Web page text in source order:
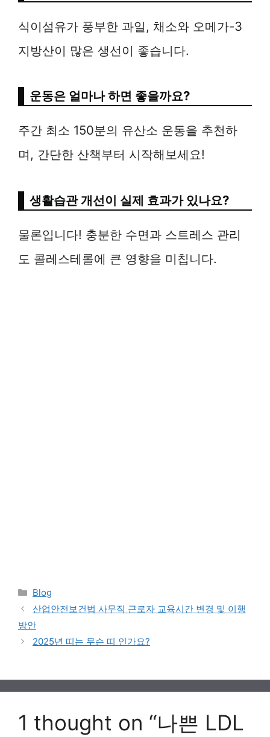
식이섬유가 풍부한 과일, 채소와 오메가-3
지방산이 많은 생선이 좋습니다.
운동은 얼마나 하면 좋을까요?
주간 최소 150분의 유산소 운동을 추천하
며, 간단한 산책부터 시작해보세요!
생활습관 개선이 실제 효과가 있나요?
물론입니다! 충분한 수면과 스트레스 관리
도 콜레스테롤에 큰 영향을 미칩니다.
Categories
Blog
산업안전보건법 사무직 근로자 교육시간 변경 및 이행
방안
2025년 띠는 무슨 띠 인가요?
1 thought on “나쁜 LDL